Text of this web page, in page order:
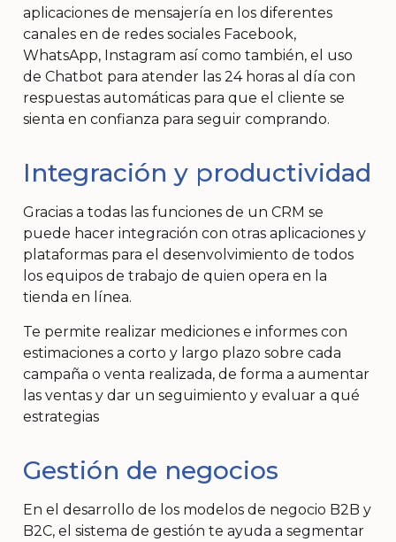
aplicaciones de mensajería en los diferentes
canales en de redes sociales Facebook,
WhatsApp, Instagram así como también, el uso
de Chatbot para atender las 24 horas al día con
respuestas automáticas para que el cliente se
sienta en confianza para seguir comprando.
Integración y productividad
Gracias a todas las funciones de un CRM se
puede hacer integración con otras aplicaciones y
plataformas para el desenvolvimiento de todos
los equipos de trabajo de quien opera en la
tienda en línea.
Te permite realizar mediciones e informes con
estimaciones a corto y largo plazo sobre cada
campaña o venta realizada, de forma a aumentar
las ventas y dar un seguimiento y evaluar a qué
estrategias
Gestión de negocios
En el desarrollo de los modelos de negocio B2B y
B2C, el sistema de gestión te ayuda a segmentar